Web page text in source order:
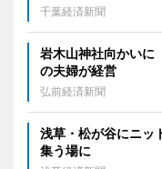
千葉経済新聞
岩木山神社向かい
の夫婦が経営
弘前経済新聞
浅草・松が谷にニ
集う場に